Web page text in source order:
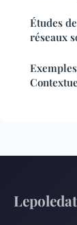
Études
réseaux